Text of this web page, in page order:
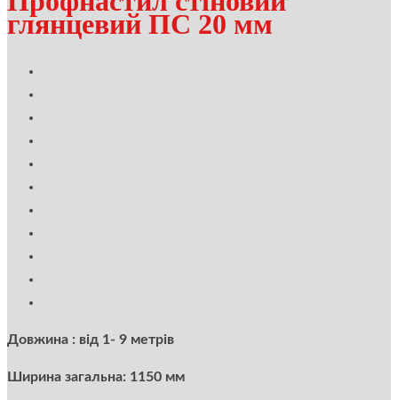
глянцевий ПС 20 мм
Довжина : від 1- 9 метрів
Ширина загальна: 1150 мм